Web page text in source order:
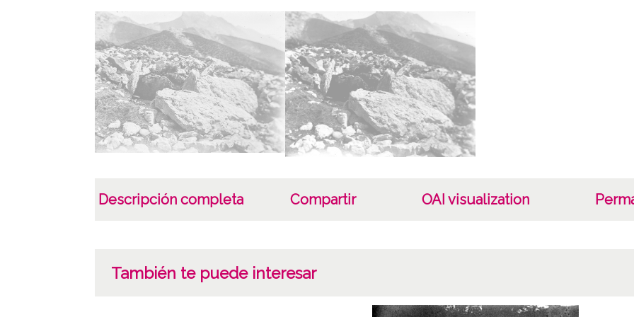
Descripción completa Compartir OAI visualization
También te puede interesar